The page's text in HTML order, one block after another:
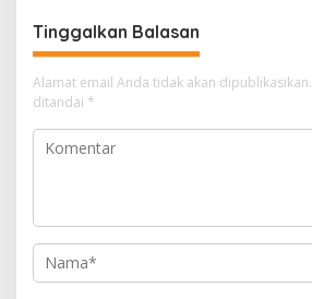
Tinggalkan Balasan
Alamat email Anda tidak akan dipublikasikan.
ditandai *